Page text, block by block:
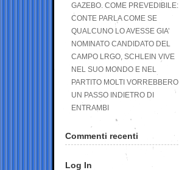
GAZEBO. COME PREVEDIBILE:
CONTE PARLA COME SE
QUALCUNO LO AVESSE GIA’
NOMINATO CANDIDATO DEL
CAMPO LRGO, SCHLEIN VIVE
NEL SUO MONDO E NEL
PARTITO MOLTI VORREBBERO
UN PASSO INDIETRO DI
ENTRAMBI
Commenti recenti
Log In